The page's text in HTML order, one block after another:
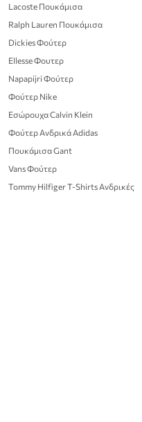
Lacoste Πουκάμισα
Ralph Lauren Πουκάμισα
Dickies Φούτερ
Ellesse Φουτερ
Napapijri Φούτερ
Φούτερ Nike
Εσώρουχα Calvin Klein
Φούτερ Ανδρικά Adidas
Πουκάμισα Gant
Vans Φούτερ
Tommy Hilfiger T-Shirts Ανδρικές